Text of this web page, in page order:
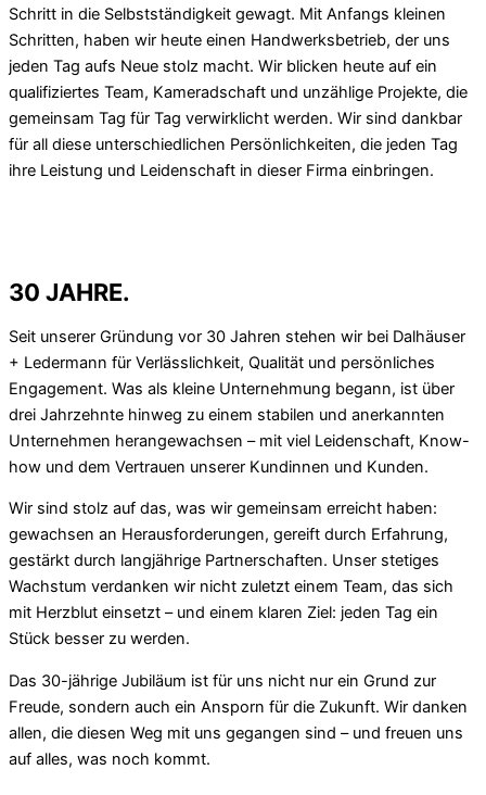
Schritt in die Selbstständigkeit gewagt. Mit Anfangs kleinen
Schritten, haben wir heute einen Handwerksbetrieb, der uns
jeden Tag aufs Neue stolz macht. Wir blicken heute auf ein
qualifiziertes Team, Kameradschaft und unzählige Projekte, die
gemeinsam Tag für Tag verwirklicht werden. Wir sind dankbar
für all diese unterschiedlichen Persönlichkeiten, die jeden Tag
ihre Leistung und Leidenschaft in dieser Firma einbringen.
30 JAHRE.
Seit unserer Gründung vor 30 Jahren stehen wir bei Dalhäuser
+ Ledermann für Verlässlichkeit, Qualität und persönliches
Engagement. Was als kleine Unternehmung begann, ist über
drei Jahrzehnte hinweg zu einem stabilen und anerkannten
Unternehmen herangewachsen – mit viel Leidenschaft, Know-
how und dem Vertrauen unserer Kundinnen und Kunden.
Wir sind stolz auf das, was wir gemeinsam erreicht haben:
gewachsen an Herausforderungen, gereift durch Erfahrung,
gestärkt durch langjährige Partnerschaften. Unser stetiges
Wachstum verdanken wir nicht zuletzt einem Team, das sich
mit Herzblut einsetzt – und einem klaren Ziel: jeden Tag ein
Stück besser zu werden.
Das 30-jährige Jubiläum ist für uns nicht nur ein Grund zur
Freude, sondern auch ein Ansporn für die Zukunft. Wir danken
allen, die diesen Weg mit uns gegangen sind – und freuen uns
auf alles, was noch kommt.